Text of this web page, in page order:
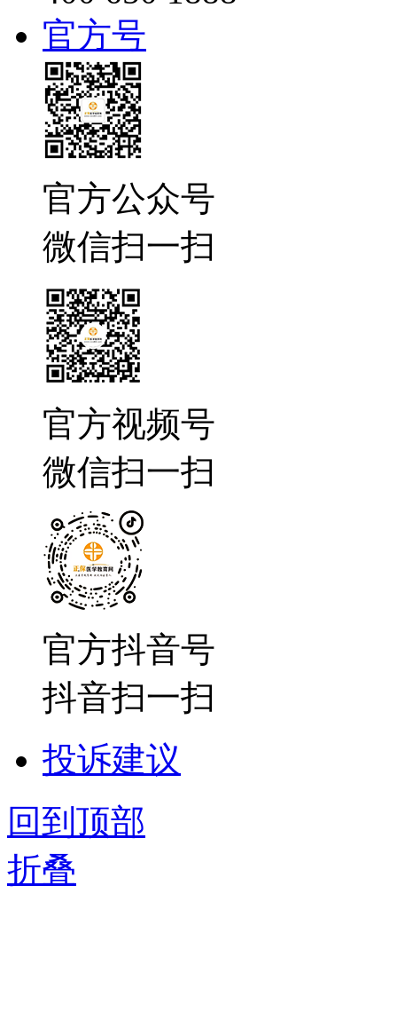
官方号
官方公众号
微信扫一扫
官方视频号
微信扫一扫
官方抖音号
抖音扫一扫
投诉建议
回到顶部
折叠